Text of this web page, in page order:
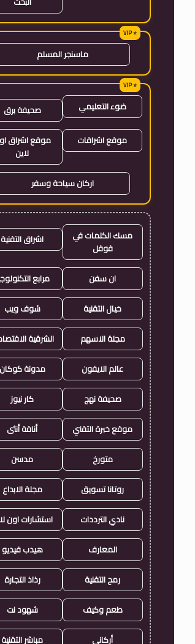
ماسنجر المسلم
ضوء التعليمي صحيفة برق
موقع اشراقات
موقع اشراق
لاين
اركان سياحة وسفر
مسك الكلمات في
قوقل
اشراق التقنية
ان سفن مرابع
خيال التقنية شوف ويب
مجلة الاسهم الشرقية
عالم الايفون مدونة كوكان
صحيفة نهج كار نيوز
موقع خبرة التقني أناقة أنثى
متورخ مدسن
روتانا تسويق مجلة الابداع
نادي الترددات استشارات اون
المعارف هيدب فيديو
رمح التقنية رذاذ التجارة
طعم وكيف شهود نت
أركاني مباشر التقنية